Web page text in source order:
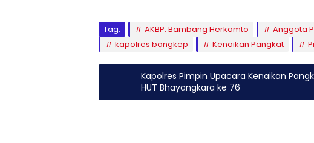
Tag: AKBP. Bambang Herkamto
Anggota
kapolres bangkep
Kenaikan Pangkat
Kapolres Pimpin Upacara Kenaikan
HUT Bhayangkara ke 76